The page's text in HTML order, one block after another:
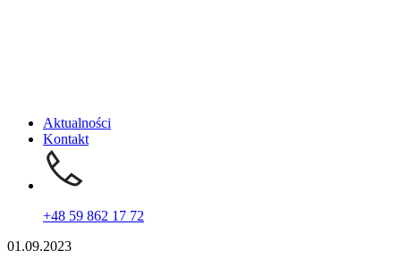
Aktualności
Kontakt
+48 59 862 17 72
01.09.2023